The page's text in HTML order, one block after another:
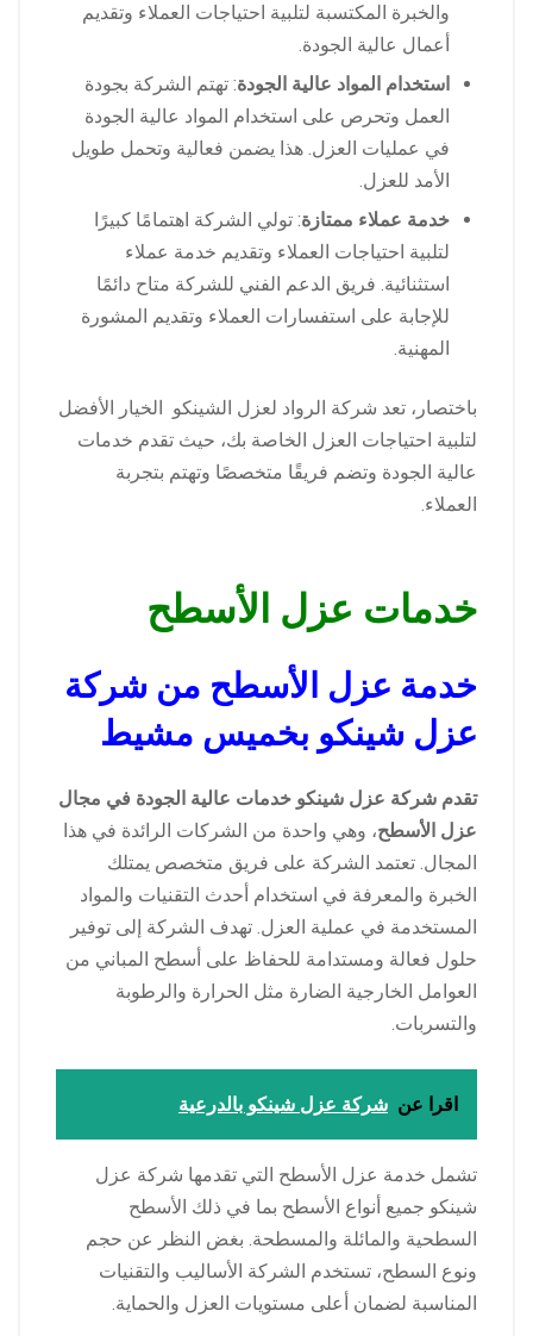
والخبرة المكتسبة لتلبية احتياجات العملاء وتقديم
أعمال عالية الجودة.
استخدام المواد عالية الجودة: تهتم الشركة بجودة
العمل وتحرص على استخدام المواد عالية الجودة
في عمليات العزل. هذا يضمن فعالية وتحمل طويل
الأمد للعزل.
خدمة عملاء ممتازة: تولي الشركة اهتمامًا كبيرًا
لتلبية احتياجات العملاء وتقديم خدمة عملاء
استثنائية. فريق الدعم الفني للشركة متاح دائمًا
للإجابة على استفسارات العملاء وتقديم المشورة
المهنية.
باختصار، تعد شركة الرواد لعزل الشينكو الخيار الأفضل
لتلبية احتياجات العزل الخاصة بك، حيث تقدم خدمات
عالية الجودة وتضم فريقًا متخصصًا وتهتم بتجربة
العملاء.
خدمات عزل الأسطح
خدمة عزل الأسطح من شركة
عزل شينكو بخميس مشيط
تقدم شركة عزل شينكو خدمات عالية الجودة في مجال
عزل الأسطح، وهي واحدة من الشركات الرائدة في هذا
المجال. تعتمد الشركة على فريق متخصص يمتلك
الخبرة والمعرفة في استخدام أحدث التقنيات والمواد
المستخدمة في عملية العزل. تهدف الشركة إلى توفير
حلول فعالة ومستدامة للحفاظ على أسطح المباني من
العوامل الخارجية الضارة مثل الحرارة والرطوبة
والتسربات.
اقرا عن شركة عزل شينكو بالدرعية
تشمل خدمة عزل الأسطح التي تقدمها شركة عزل
شينكو جميع أنواع الأسطح بما في ذلك الأسطح
السطحية والمائلة والمسطحة. بغض النظر عن حجم
ونوع السطح، تستخدم الشركة الأساليب والتقنيات
المناسبة لضمان أعلى مستويات العزل والحماية.